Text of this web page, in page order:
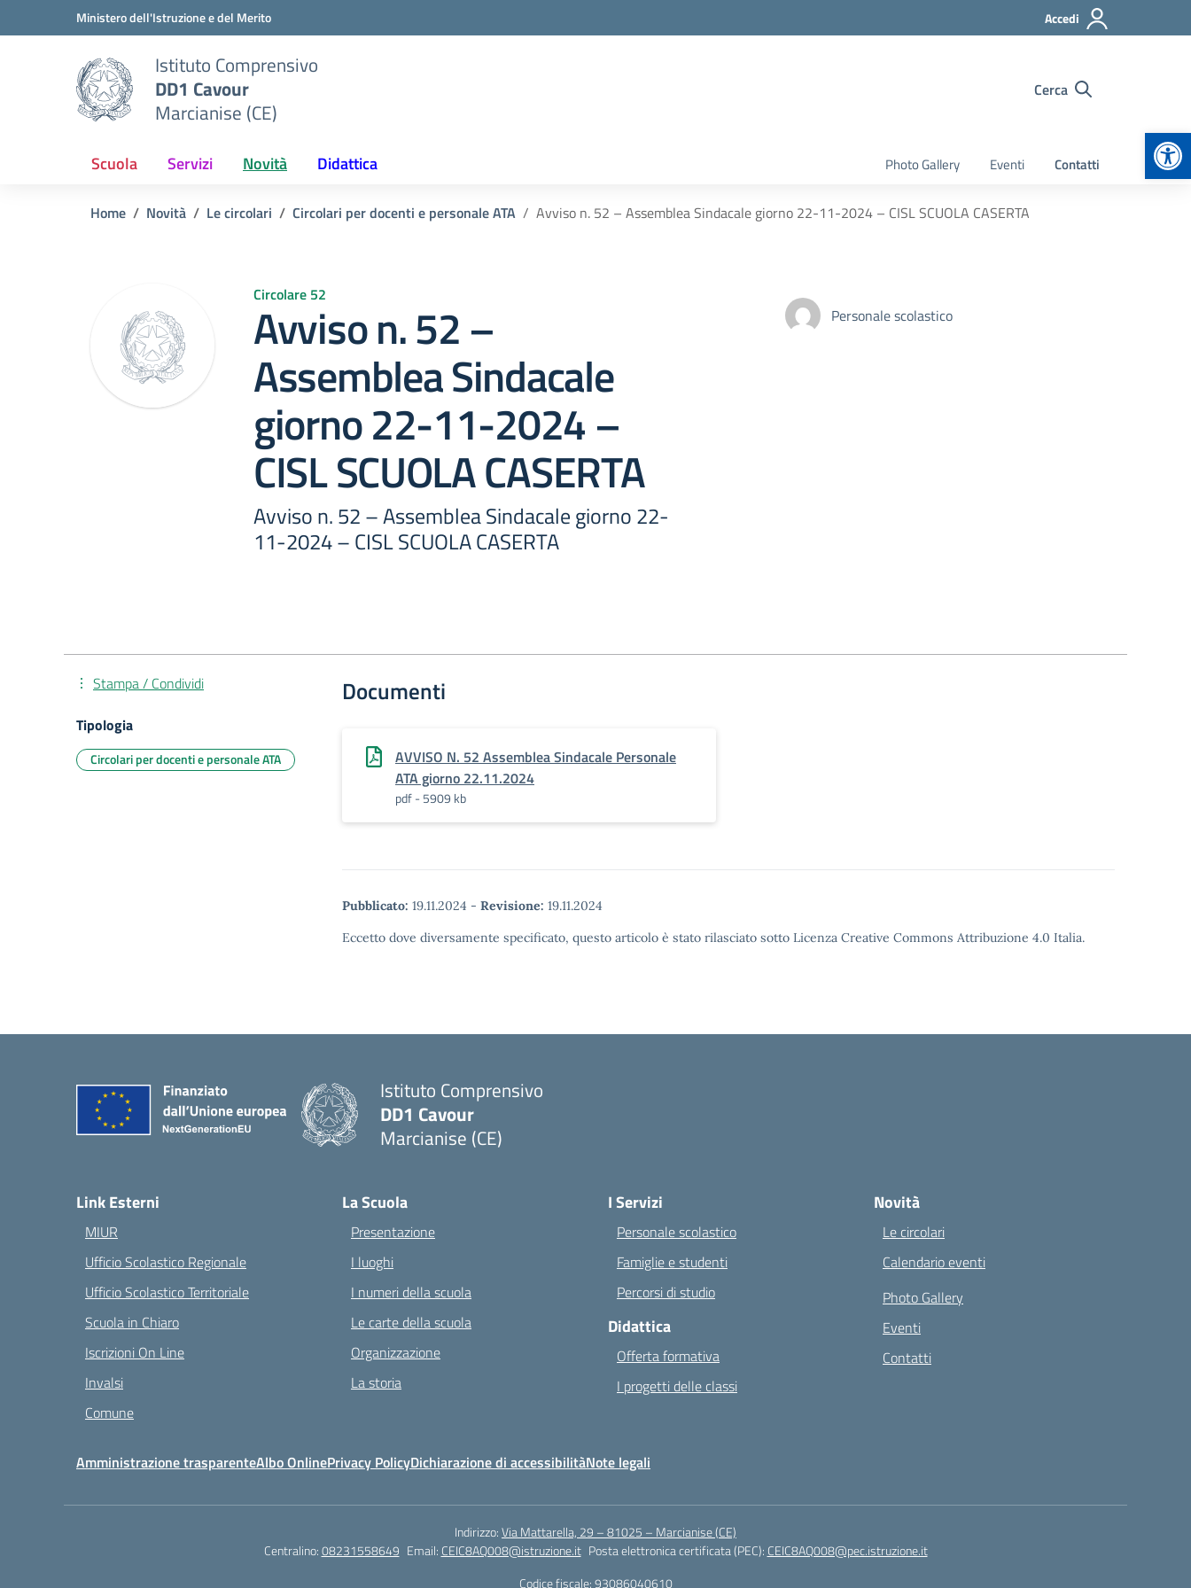
Vai ai contenuti
Vai al menu di navigazioneMinistero dell'Istruzione e del Merito Accedi
Istituto Comprensivo
DD1 Cavour
Marcianise (CE)
Cerca
Scuola Servizi Novità Didattica Photo Gallery Eventi Contatti
Home Novità Le circolari Circolari per docenti e personale ATA Avviso n. 52 – Assemblea Sindacale giorno 22-11-2024 – CISL SCUOLA CASERTA
Circolare 52
Avviso n. 52 –
Assemblea Sindacale
giorno 22-11-2024 –
CISL SCUOLA CASERTA
Avviso n. 52 – Assemblea Sindacale giorno 22-
11-2024 – CISL SCUOLA CASERTA
Personale scolastico
Documenti
AVVISO N. 52 Assemblea Sindacale Personale
ATA giorno 22.11.2024
pdf - 5909 kb
Pubblicato: 19.11.2024 - Revisione: 19.11.2024
Eccetto dove diversamente specificato, questo articolo è stato rilasciato sotto Licenza Creative Commons Attribuzione 4.0 Italia.
Stampa / Condividi
Tipologia
Circolari per docenti e personale ATA
Istituto Comprensivo
DD1 Cavour
Marcianise (CE)
Link Esterni
MIUR
Ufficio Scolastico Regionale
Ufficio Scolastico Territoriale
Scuola in Chiaro
Iscrizioni On Line
Invalsi
Comune
La Scuola
Presentazione
I luoghi
I numeri della scuola
Le carte della scuola
Organizzazione
La storia
I Servizi
Personale scolastico
Famiglie e studenti
Percorsi di studio
Didattica
Offerta formativa
I progetti delle classi
Novità
Le circolari
Calendario eventi
Photo Gallery
Eventi
Contatti
Amministrazione trasparenteAlbo OnlinePrivacy PolicyDichiarazione di accessibilitàNote legali
Indirizzo:Via Mattarella, 29 – 81025 – Marcianise (CE)
Centralino:08231558649 Email: CEIC8AQ008@istruzione.it Posta elettronica certificata (PEC): CEIC8AQ008@pec.istruzione.it
Codice fiscale: 93086040610